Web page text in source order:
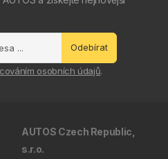
Odebírat
osobních údajů.
AUTOS Czech Republic,
s.r.o.